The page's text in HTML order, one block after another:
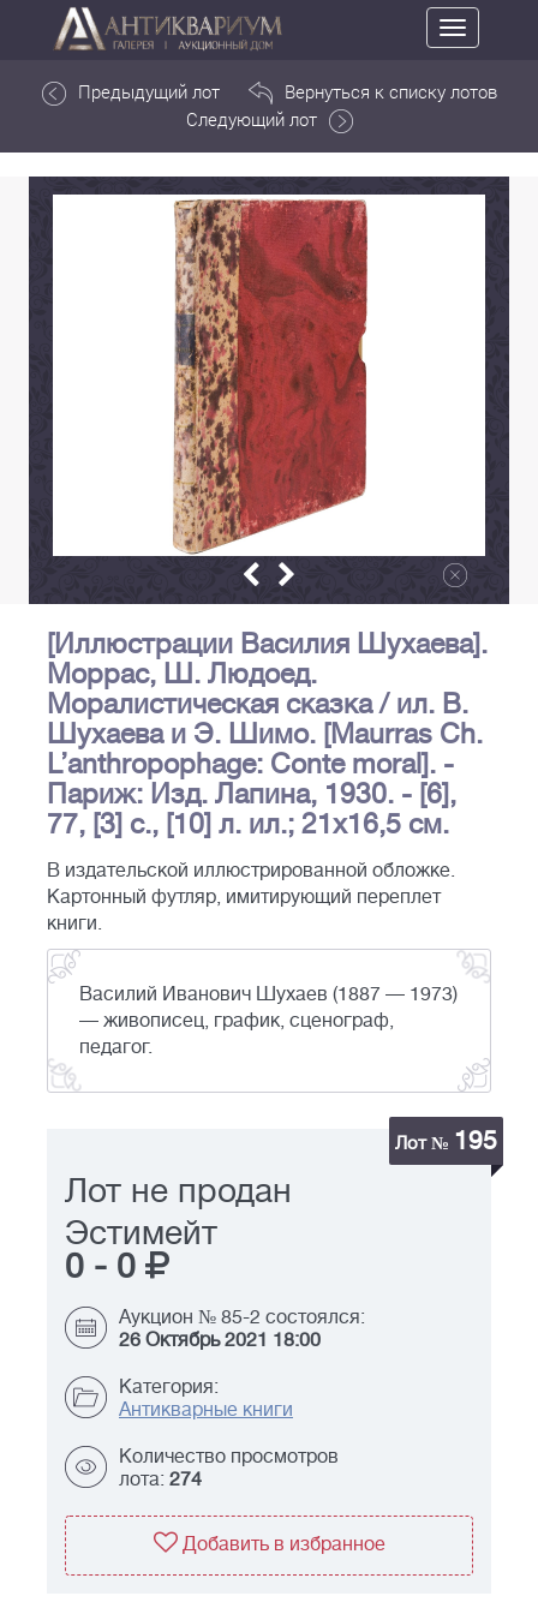
Toggle
navigation
Предыдущий лот
Вернуться к списку лотов
Следующий лот
[Иллюстрации Василия Шухаева].
Моррас, Ш. Людоед.
Моралистическая сказка / ил. В.
Шухаева и Э. Шимо. [Maurras Ch.
L’anthropophage: Conte moral]. -
Париж: Изд. Лапина, 1930. - [6],
77, [3] с., [10] л. ил.; 21х16,5 см.
В издательской иллюстрированной обложке.
Картонный футляр, имитирующий переплет
книги.
Василий Иванович Шухаев (1887 — 1973)
— живописец, график, сценограф,
педагог.
Лот № 195
Лот не продан
Эстимейт
0 - 0
Аукцион № 85-2 состоялся:
26 Октябрь 2021 18:00
Категория:
Антикварные книги
Количество просмотров
лота: 274
Добавить в избранное